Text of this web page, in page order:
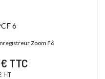
6
Zoom F6
TTC
HT